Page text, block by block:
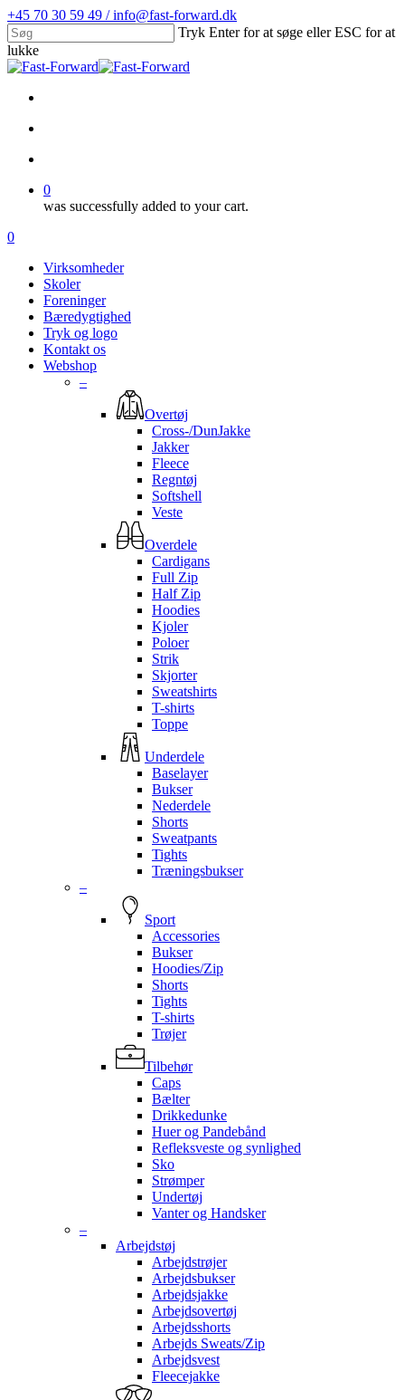
Skip
to
main
content
+45 70 30 59 49 / info@fast-forward.dk
Tryk Enter for at søge eller ESC for at
lukke
Close
0
was successfully added to your cart.
Menu
search
account
0
Virksomheder
Skoler
Foreninger
Bæredygtighed
Tryk og logo
Kontakt os
Webshop
–
Overtøj
Cross-/DunJakke
Jakker
Fleece
Regntøj
Softshell
Veste
Overdele
Cardigans
Full Zip
Half Zip
Hoodies
Kjoler
Poloer
Strik
Skjorter
Sweatshirts
T-shirts
Toppe
Underdele
Baselayer
Bukser
Nederdele
Shorts
Sweatpants
Tights
Træningsbukser
–
Sport
Accessories
Bukser
Hoodies/Zip
Shorts
Tights
T-shirts
Trøjer
Tilbehør
Caps
Bælter
Drikkedunke
Huer og Pandebånd
Refleksveste og synlighed
Sko
Strømper
Undertøj
Vanter og Handsker
–
Arbejdstøj
Arbejdstrøjer
Arbejdsbukser
Arbejdsjakke
Arbejdsovertøj
Arbejdsshorts
Arbejds Sweats/Zip
Arbejdsvest
Fleecejakke